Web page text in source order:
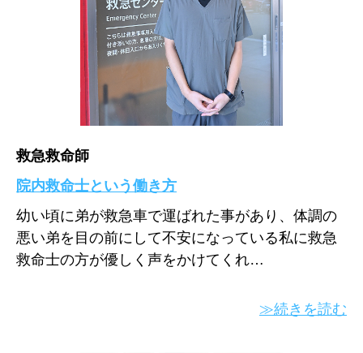
救急救命師
院内救命士という働き方
幼い頃に弟が救急車で運ばれた事があり、体調の
悪い弟を目の前にして不安になっている私に救急
救命士の方が優しく声をかけてくれ…
≫続きを読む